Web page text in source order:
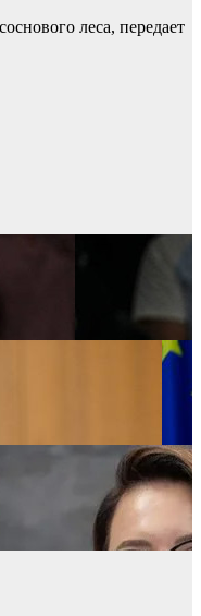
леса, передает